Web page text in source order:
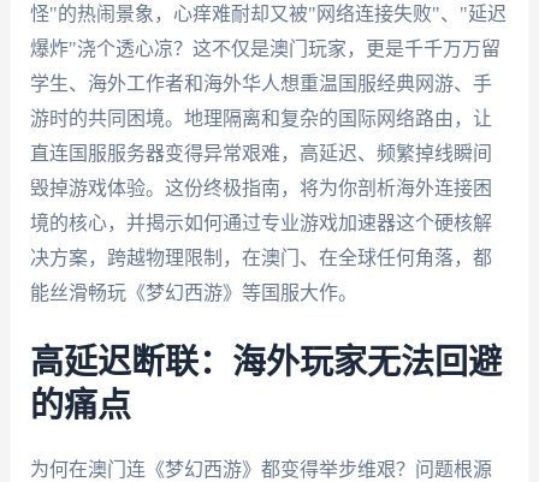
怪"的热闹景象，心痒难耐却又被"网络连接失败"、"延迟
爆炸"浇个透心凉？这不仅是澳门玩家，更是千千万万留
学生、海外工作者和海外华人想重温国服经典网游、手
游时的共同困境。地理隔离和复杂的国际网络路由，让
直连国服服务器变得异常艰难，高延迟、频繁掉线瞬间
毁掉游戏体验。这份终极指南，将为你剖析海外连接困
境的核心，并揭示如何通过专业游戏加速器这个硬核解
决方案，跨越物理限制，在澳门、在全球任何角落，都
能丝滑畅玩《梦幻西游》等国服大作。
高延迟断联：海外玩家无法回避
的痛点
为何在澳门连《梦幻西游》都变得举步维艰？问题根源